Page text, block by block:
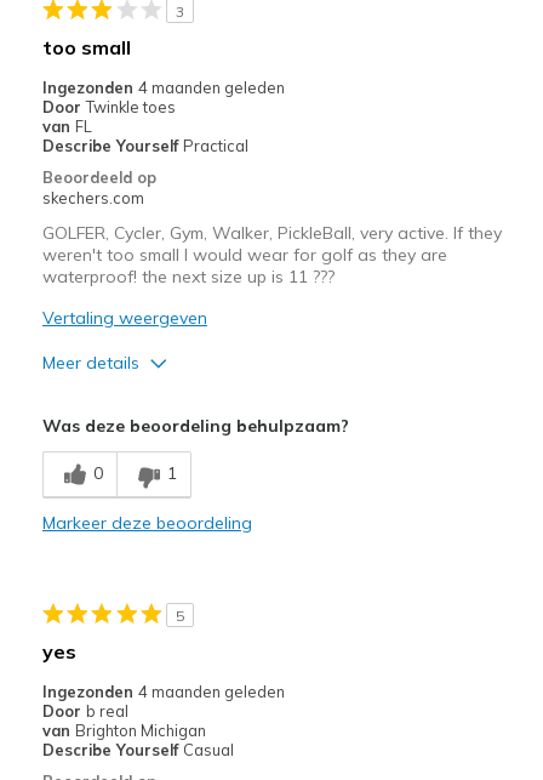
Need Break In
Width
Feels true to width
Sizing
View On Shoes
Shoes are for Wearing
3
too small
Ingezonden 4 maanden geleden
Door Twinkle toes
van FL
Describe Yourself Practical
Beoordeeld op
skechers.com
GOLFER, Cycler, Gym, Walker, PickleBall, very active. If they
weren't too small I would wear for golf as they are
waterproof! the next size up is 11 ???
Vertaling weergeven
Meer details
comfortable if not too small for my size 10
very stylish, look great and most comfortable if
Beste toepassingen
GOLF
Was deze beoordeling behulpzaam?
0 1
Markeer deze beoordeling
5
yes
Ingezonden 4 maanden geleden
Door b real
van Brighton Michigan
Describe Yourself Casual